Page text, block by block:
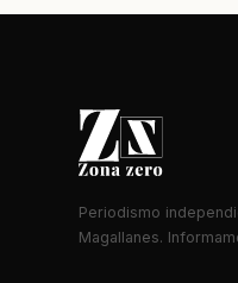
Periodismo
Magallanes.